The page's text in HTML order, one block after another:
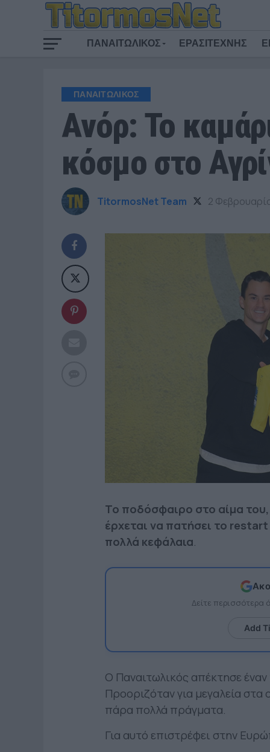
ΠΑΝΑΙΤΩΛΙΚΟΣ ΕΡΑΣΙΤΕΧΝΗΣ
ΠΑΝΑΙΤΩΛΙΚΟΣ
Ανόρ: Το
κόσμο στο
TitormosNet Team 2
Το ποδόσφαιρο στο αίμα
έρχεται να πατήσει το
πολλά κεφάλαια.
Δείτε
Add
Ο Παναιτωλικός απέκτησε
Προοριζόταν για μεγαλεία
πάρα πολλά πράγματα.
Για αυτό επιστρέφει στην